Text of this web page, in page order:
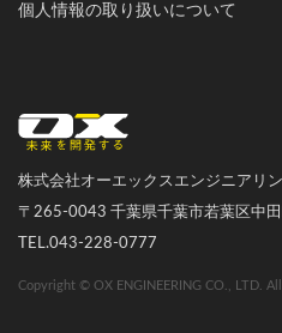
個人情報の取り扱いについて
株式会社オーエックスエンジニアリ
〒265-0043 千葉県千葉市若葉区中
TEL.043-228-0777
Copyright © OX ENGINEERING CO., LTD.